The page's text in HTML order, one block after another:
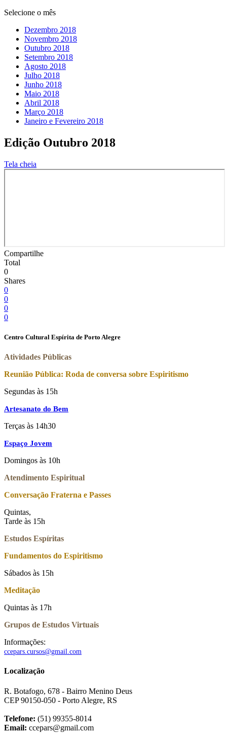
Selecione o mês
Dezembro 2018
Novembro 2018
Outubro 2018
Setembro 2018
Agosto 2018
Julho 2018
Junho 2018
Maio 2018
Abril 2018
Março 2018
Janeiro e Fevereiro 2018
Edição Outubro 2018
Tela cheia
Compartilhe
Total
0
Shares
0
0
0
0
Centro Cultural Espírita de Porto Alegre
Atividades Públicas
Reunião Pública: Roda de conversa sobre Espiritismo
Segundas às 15h
Artesanato do Bem
Terças às 14h30
Espaço Jovem
Domingos às 10h
Atendimento Espiritual
Conversação Fraterna e Passes
Quintas,
Tarde às 15h
Estudos Espíritas
Fundamentos do Espiritismo
Sábados às 15h
Meditação
Quintas às 17h
Grupos de Estudos Virtuais
Informações:
ccepars.cursos@gmail.com
Localização
R. Botafogo, 678 - Bairro Menino Deus
CEP 90150-050 - Porto Alegre, RS
Telefone: (51) 99355-8014
Email: ccepars@gmail.com